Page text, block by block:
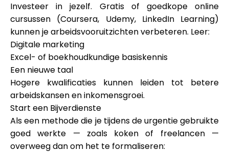
Investeer in jezelf. Gratis of goedkope online
cursussen (Coursera, Udemy, LinkedIn Learning)
kunnen je arbeidsvooruitzichten verbeteren. Leer:
Digitale marketing
Excel- of boekhoudkundige basiskennis
Een nieuwe taal
Hogere kwalificaties kunnen leiden tot betere
arbeidskansen en inkomensgroei.
Start een Bijverdienste
Als een methode die je tijdens de urgentie gebruikte
goed werkte — zoals koken of freelancen —
overweeg dan om het te formaliseren: